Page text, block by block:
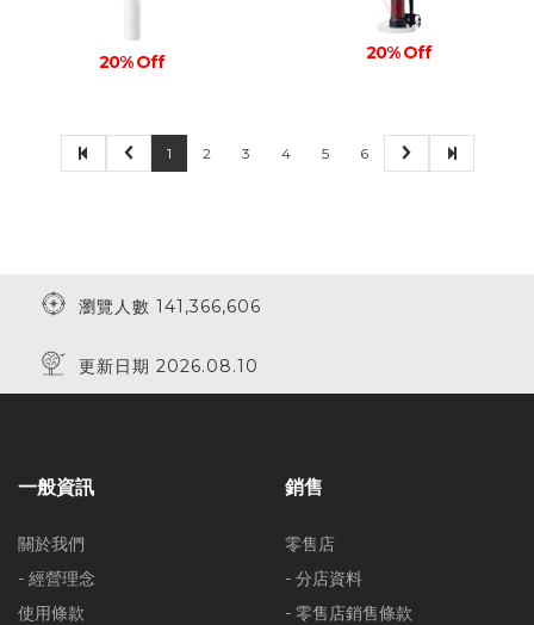
20% Off 20% Off
1 2 3 4 5 6
瀏覽人數 141,366,606
更新日期 2026.08.10
一般資訊
關於我們
- 經營理念
使用條款
銷售
零售店
- 分店資料
- 零售店銷售條款